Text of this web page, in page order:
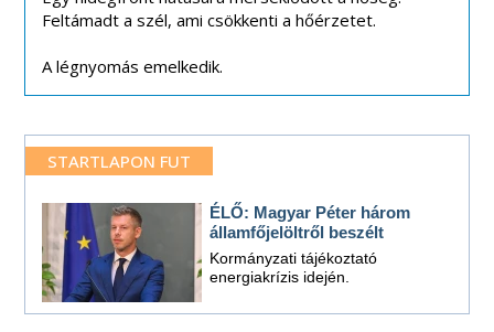
Feltámadt a szél, ami csökkenti a hőérzetet.
A légnyomás emelkedik.
STARTLAPON FUT
ÉLŐ: Magyar Péter három
államfőjelöltről beszélt
Kormányzati tájékoztató
energiakrízis idején.